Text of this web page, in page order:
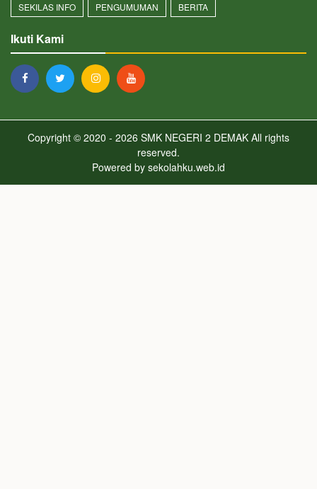
SEKILAS INFO PENGUMUMAN BERITA
Ikuti Kami
Copyright © 2020 - 2026 SMK NEGERI 2 DEMAK All rights
reserved.
Powered by sekolahku.web.id